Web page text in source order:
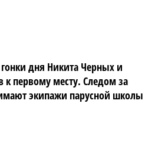
дня Никита Черных и
первому месту. Следом за
экипажи парусной школы